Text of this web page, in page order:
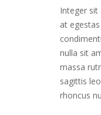
Integer sit
at
nulla sit
massa
sagittis
rhoncus